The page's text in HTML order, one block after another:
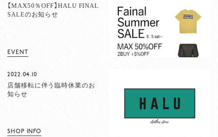
【MAX50％OFF】HALU FINAL
SALEのお知らせ
EVENT
2022.04.10
店舗移転に伴う臨時休業のお
知らせ
SHOP INFO